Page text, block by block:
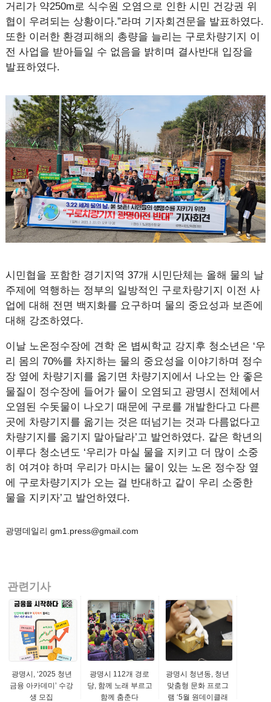
거리가 약250m로 식수원 오염으로 인한 시민 건강권 위
협이 우려되는 상황이다.”라며 기자회견문을 발표하였다.
또한 이러한 환경피해의 총량을 늘리는 구로차량기지 이
전 사업을 받아들일 수 없음을 밝히며 결사반대 입장을
발표하였다.
시민협을 포함한 경기지역 37개 시민단체는 올해 물의 날
주제에 역행하는 정부의 일방적인 구로차량기지 이전 사
업에 대해 전면 백지화를 요구하며 물의 중요성과 보존에
대해 강조하였다.
이날 노온정수장에 견학 온 볍씨학교 강지후 청소년은 ‘우
리 몸의 70%를 차지하는 물의 중요성을 이야기하며 정수
장 옆에 차량기지를 옮기면 차량기지에서 나오는 안 좋은
물질이 정수장에 들어가 물이 오염되고 광명시 전체에서
오염된 수돗물이 나오기 때문에 구로를 개발한다고 다른
곳에 차량기지를 옮기는 것은 떠넘기는 것과 다름없다고
차량기지를 옮기지 말아달라’고 발언하였다. 같은 학년의
이루다 청소년도 ‘우리가 마실 물을 지키고 더 많이 소중
히 여겨야 하며 우리가 마시는 물이 있는 노온 정수장 옆
에 구로차량기지가 오는 걸 반대하고 같이 우리 소중한
물을 지키자’고 발언하였다.
광명데일리 gm1.press@gmail.com
관련기사
광명시, ‘2025 청년
금융 아카데미’ 수강
생 모집
광명시 112개 경로
당, 함께 노래 부르고
함께 춤춘다
광명시 청년동, 청년
맞춤형 문화 프로그
램 ‘5월 원데이클래